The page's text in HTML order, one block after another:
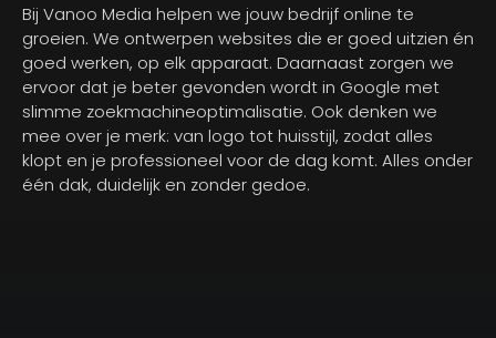
Bij Vanoo Media helpen we jouw bedrijf online te
groeien. We ontwerpen websites die er goed uitzien én
goed werken, op elk apparaat. Daarnaast zorgen we
ervoor dat je beter gevonden wordt in Google met
slimme zoekmachineoptimalisatie. Ook denken we
mee over je merk: van logo tot huisstijl, zodat alles
klopt en je professioneel voor de dag komt. Alles onder
één dak, duidelijk en zonder gedoe.